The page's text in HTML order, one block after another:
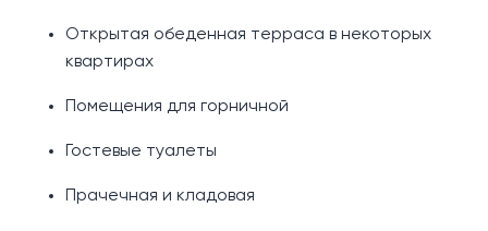
Открытая обеденная терраса в некоторых
квартирах
Помещения для горничной
Гостевые туалеты
Прачечная и кладовая